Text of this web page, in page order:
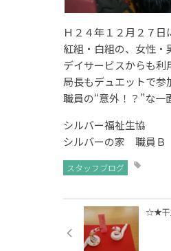
Ｈ２４年１２月２７日
紅組・白組の、女性・
デイサービスからも利
局長もデュエットで参
職員の“意外！？”な
シルバー福祉生協
シルバーの家 職員Ｂ
スタッフブログ
☆★干